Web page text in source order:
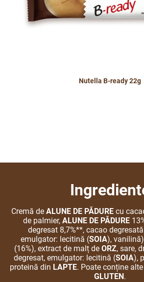
Nutella B-ready 22g
Cremă de ALUNE DE PĂDUREcu
de palmier, ALUNE DE PĂDURE
degresat 8,7%**, cacao
emulgator: lecitină (SOIA),
(16%), extract de malț de ORZ, sare,
degresat, emulgator: lecitină (SOIA),
proteină din LAPTE. Poate conține
GLUTEN.